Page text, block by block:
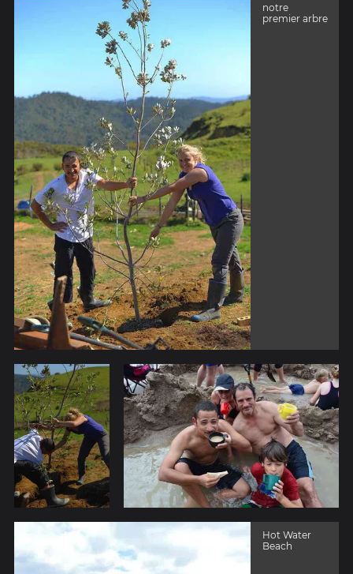
notre
premier arbre
Hot Water
Beach